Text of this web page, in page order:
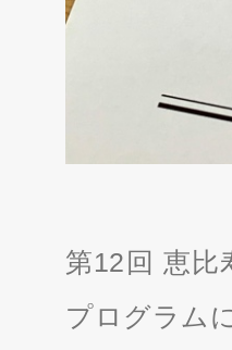
第12回 恵
プログラム